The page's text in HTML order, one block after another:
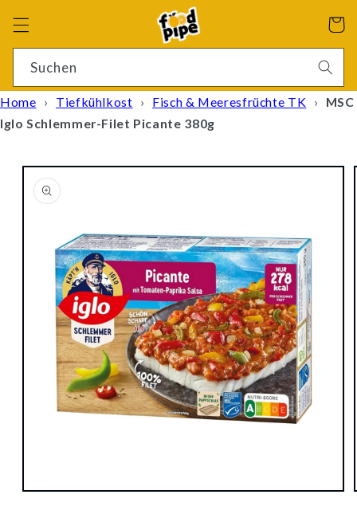
zum
Inhalt
Suchen
4 Ergebnisse
Home › Tiefkühlkost › Fisch & Meeresfrüchte TK ›
MSC
Iglo Schlemmer-Filet Picante 380g